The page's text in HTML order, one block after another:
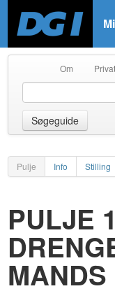
Om
Søgeguide
Pulje Info Stilling
PULJE
MANDS